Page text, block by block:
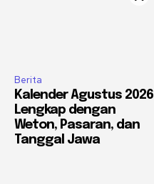
Berita
Kalender Agustus 2026
Lengkap dengan
Weton, Pasaran, dan
Tanggal Jawa